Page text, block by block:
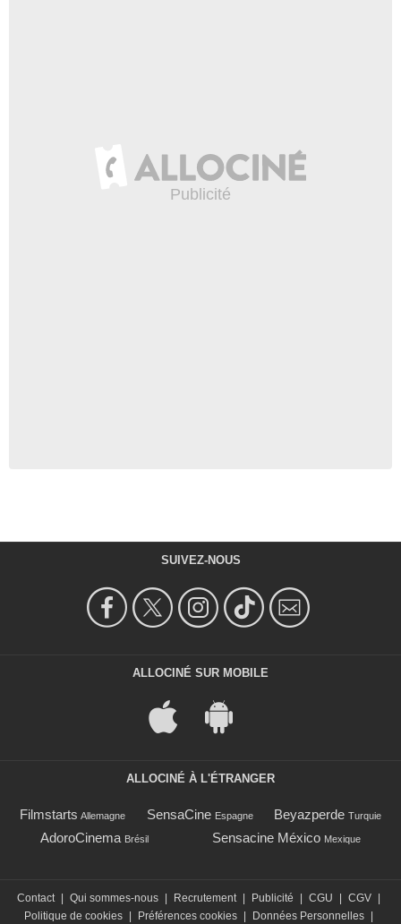
SUIVEZ-NOUS
ALLOCINÉ SUR MOBILE
ALLOCINÉ À L'ÉTRANGER
Filmstarts Allemagne SensaCine Espagne Beyazperde Turquie
AdoroCinema Brésil Sensacine México Mexique
Contact Qui sommes-nous Recrutement Publicité CGU CGV
Politique de cookies
Préférences cookies Données Personnelles